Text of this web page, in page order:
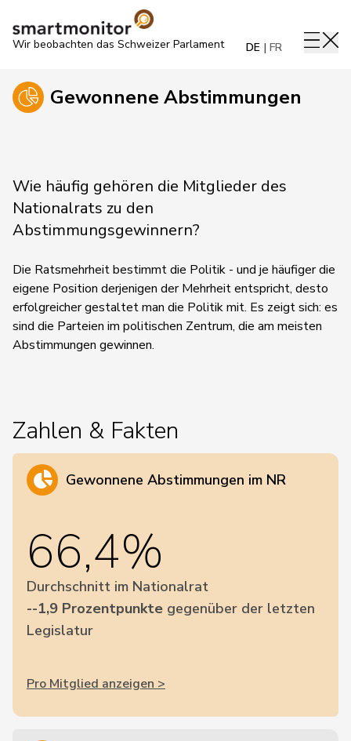
Wir beobachten das Schweizer Parlament DE FR
Gewonnene Abstimmungen
Wie häufig gehören die Mitglieder des
Nationalrats zu den
Abstimmungsgewinnern?
Die Ratsmehrheit bestimmt die Politik - und je häufiger die
eigene Position derjenigen der Mehrheit entspricht, desto
erfolgreicher gestaltet man die Politik mit. Es zeigt sich: es
sind die Parteien im politischen Zentrum, die am meisten
Abstimmungen gewinnen.
Zahlen & Fakten
Gewonnene Abstimmungen im NR
66,4%
Durchschnitt im Nationalrat
--1,9 Prozentpunkte gegenüber der letzten
Legislatur
Pro Mitglied anzeigen >